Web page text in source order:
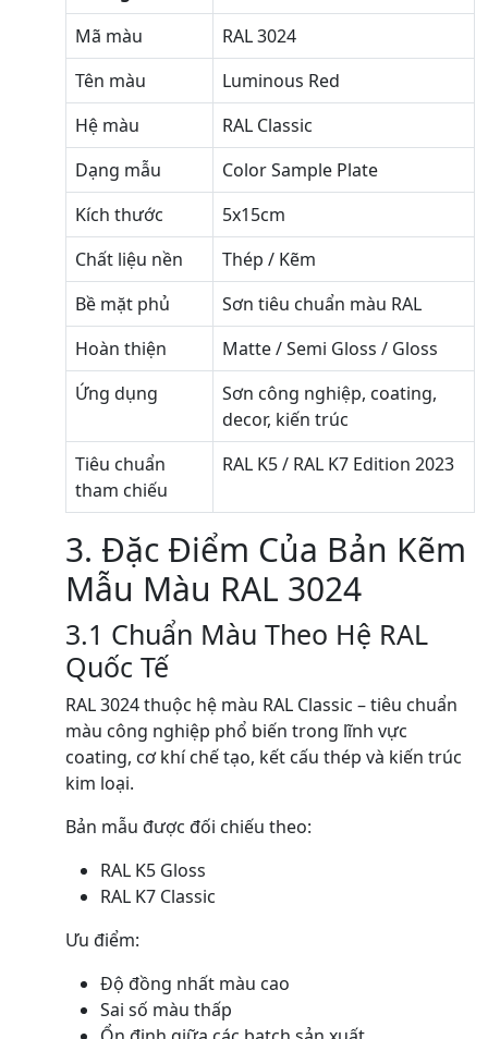
Mã màu
RAL 3024
Tên màu
Luminous Red
Hệ màu
RAL Classic
Dạng mẫu
Color Sample Plate
Kích thước
5x15cm
Chất liệu nền
Thép / Kẽm
Bề mặt phủ
Sơn tiêu chuẩn màu RAL
Hoàn thiện
Matte / Semi Gloss / Gloss
Ứng dụng
Sơn công nghiệp, coating,
decor, kiến trúc
Tiêu chuẩn
tham chiếu
RAL K5 / RAL K7 Edition 2023
3. Đặc Điểm Của Bản Kẽm
Mẫu Màu RAL 3024
3.1 Chuẩn Màu Theo Hệ RAL
Quốc Tế
RAL 3024 thuộc hệ màu RAL Classic – tiêu chuẩn
màu công nghiệp phổ biến trong lĩnh vực
coating, cơ khí chế tạo, kết cấu thép và kiến trúc
kim loại.
Bản mẫu được đối chiếu theo:
RAL K5 Gloss
RAL K7 Classic
Ưu điểm:
Độ đồng nhất màu cao
Sai số màu thấp